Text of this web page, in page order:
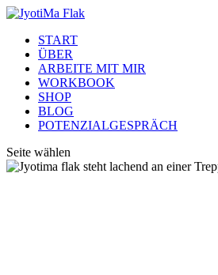
START
ÜBER
ARBEITE MIT MIR
WORKBOOK
SHOP
BLOG
POTENZIALGESPRÄCH
Seite wählen